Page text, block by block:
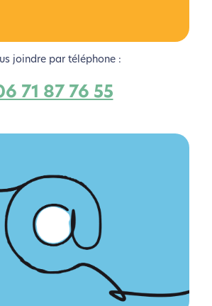
joindre par téléphone :
71 87 76 55